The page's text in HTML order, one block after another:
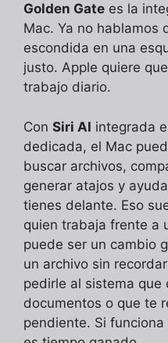
Golden Gate es la
Mac. Ya no hablamos
escondida en una
justo. Apple quiere
trabajo diario.
Con Siri AI integrada
dedicada, el Mac
buscar archivos,
generar atajos y
tienes delante. Eso
quien trabaja frente a
puede ser un cambio
un archivo sin
pedirle al sistema que
documentos o que te
pendiente. Si